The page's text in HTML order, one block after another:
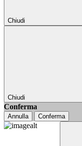
Chiudi
Chiudi
Conferma
Annulla Conferma